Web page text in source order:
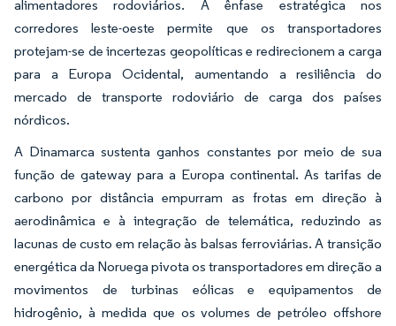
alimentadores rodoviários. A ênfase estratégica nos
corredores leste-oeste permite que os transportadores
protejam-se de incertezas geopolíticas e redirecionem a carga
para a Europa Ocidental, aumentando a resiliência do
mercado de transporte rodoviário de carga dos países
nórdicos.
A Dinamarca sustenta ganhos constantes por meio de sua
função de gateway para a Europa continental. As tarifas de
carbono por distância empurram as frotas em direção à
aerodinâmica e à integração de telemática, reduzindo as
lacunas de custo em relação às balsas ferroviárias. A transição
energética da Noruega pivota os transportadores em direção a
movimentos de turbinas eólicas e equipamentos de
hidrogênio, à medida que os volumes de petróleo offshore